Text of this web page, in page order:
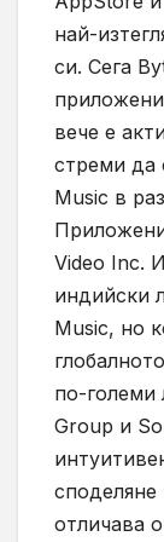
най-
си. Сега
вече е
стреми да
Music в
Video Inc.
индийски
Music, но
по-големи
Group и
споделяне
отличава